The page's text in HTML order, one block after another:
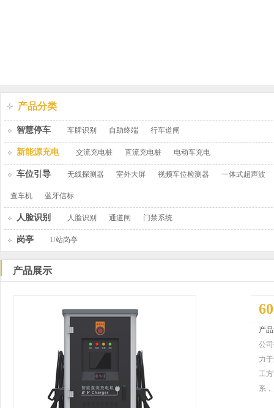
产品分类
智慧停车 车牌识别 自助终端 行车道闸
新能源充电 交流充电桩 直流充电桩 电动车充电
车位引导 无线探测器 室外大屏 视频车位检测器 一体式超声波
查车机 蓝牙信标
人脸识别 人脸识别 通道闸 门禁系统
岗亭 U站岗亭
产品展示
产
公
力
工
系